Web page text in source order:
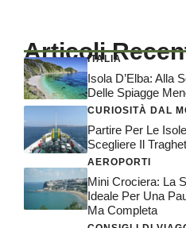
ArticoliITALIA
Isola D’Elba: Alla
Delle Spiagge
CURIOSITÀ DAL
Partire Per Le
Scegliere Il
AEROPORTI
Mini Crociera: La
Ideale Per Una
Ma Completa